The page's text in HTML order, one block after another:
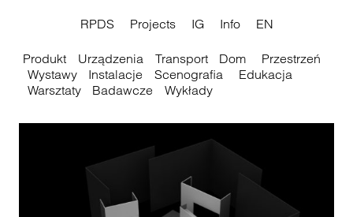
RPDS Projects IG Info EN
Produkt Urządzenia Transport Dom
Przestrzeń
Wystawy
Instalacje Scenografia
Edukacja
Warsztaty
Badawcze Wykłady